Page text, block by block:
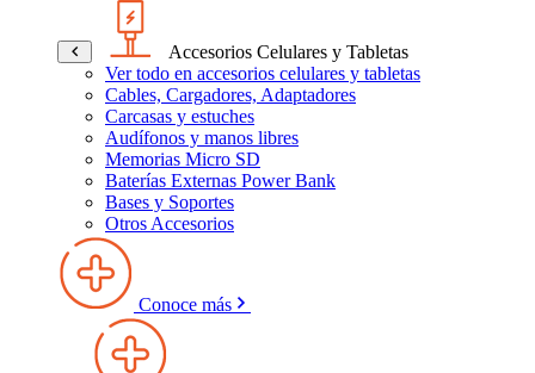
Accesorios Celulares y Tabletas
Ver todo en accesorios celulares y tabletas
Cables, Cargadores, Adaptadores
Carcasas y estuches
Audífonos y manos libres
Memorias Micro SD
Baterías Externas Power Bank
Bases y Soportes
Otros Accesorios
Conoce más